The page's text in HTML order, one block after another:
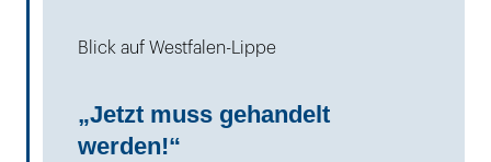
Blick auf Westfalen-Lippe
„Jetzt muss gehandelt
werden!“